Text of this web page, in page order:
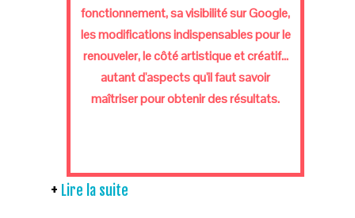
fonctionnement, sa visibilité sur Google,
les modifications indispensables pour le
renouveler, le côté artistique et créatif…
autant d'aspects qu'il faut savoir
maîtriser pour obtenir des résultats.
Lire la suite